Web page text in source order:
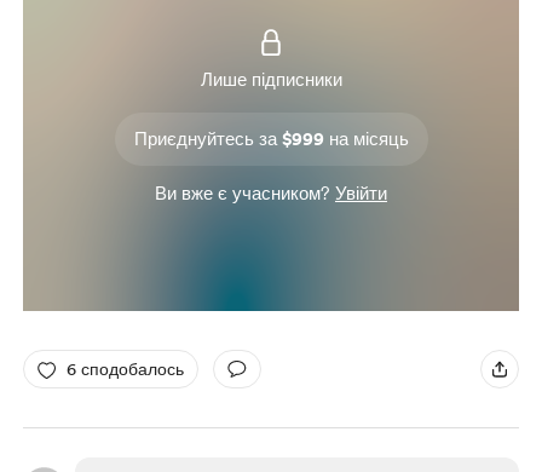
Лише підписники
Приєднуйтесь за $999 на місяць
Ви вже є учасником? Увійти
6 сподобалось